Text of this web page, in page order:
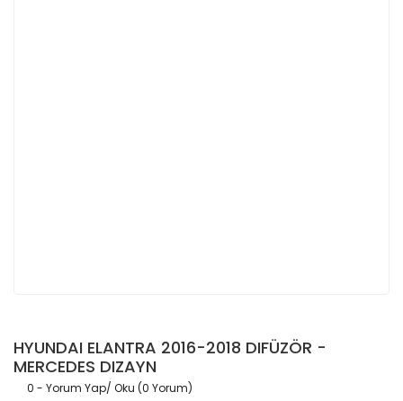
HYUNDAI ELANTRA 2016-2018 DIFÜZÖR -
MERCEDES DIZAYN
0 - Yorum Yap/ Oku (0 Yorum)